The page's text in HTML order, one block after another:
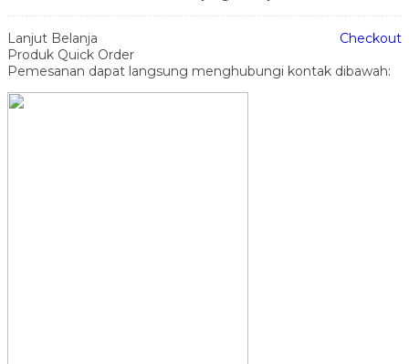
Lanjut Belanja
Checkout
Produk Quick Order
Pemesanan dapat langsung menghubungi kontak dibawah: